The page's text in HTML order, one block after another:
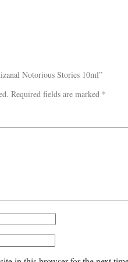
Notorious Stories 10ml”
Required fields are marked *